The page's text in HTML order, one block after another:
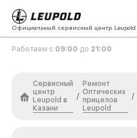
Официальный сервисный центр Leupold
Работаем с 09:00 до 21:00
Сервисный
центр
Leupold в
Казани
/
Ремонт
Оптических
прицелов
Leupold
/